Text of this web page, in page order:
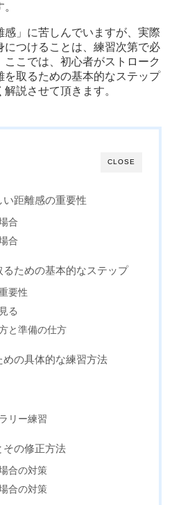
」に苦しんでいますが、実際
つけることは、練習次第で必
こでは、初心者がストローク
を取るための基本的なステップ
説させて頂きます。
CLOSE
距離感の重要性
合
合
るための基本的なステップ
要性
る
と準備の仕方
めの具体的な練習方法
リー練習
その修正方法
合の対策
合の対策